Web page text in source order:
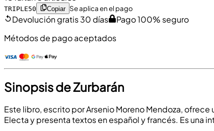
TRIPLE50 Copiar Se aplica en el pago
Devolución gratis 30 días
Pago 100% seguro
Métodos de pago aceptados
Sinopsis de Zurbarán
Este libro, escrito por Arsenio Moreno Mendoza,
Electa y presenta textos en español y francés. Es una